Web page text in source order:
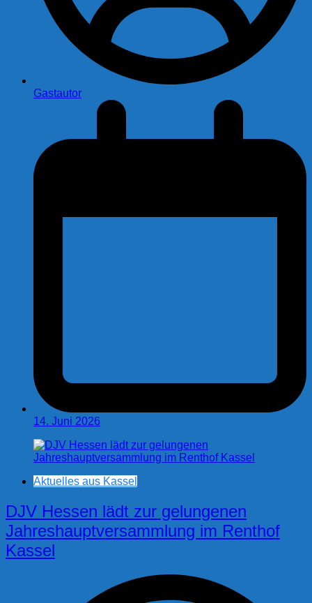
Gastautor
14. Juni 2026
Aktuelles aus Kassel
DJV Hessen lädt zur gelungenen
Jahreshauptversammlung im Renthof
Kassel